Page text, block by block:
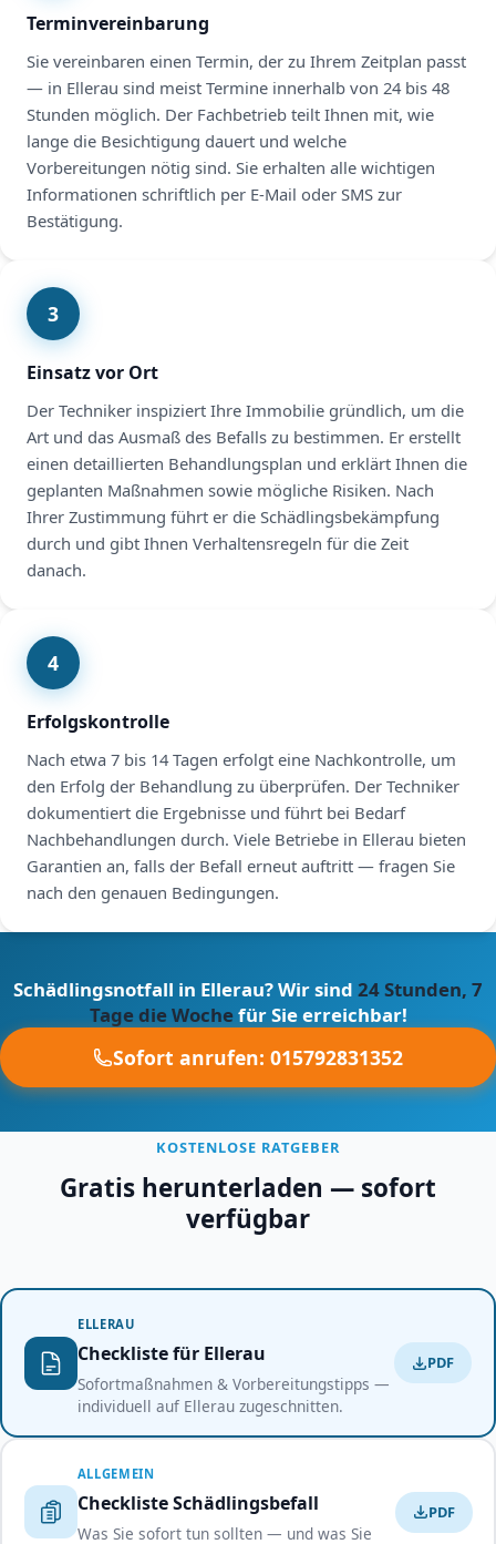
Terminvereinbarung
Sie vereinbaren einen Termin, der zu Ihrem Zeitplan passt
— in Ellerau sind meist Termine innerhalb von 24 bis 48
Stunden möglich. Der Fachbetrieb teilt Ihnen mit, wie
lange die Besichtigung dauert und welche
Vorbereitungen nötig sind. Sie erhalten alle wichtigen
Informationen schriftlich per E-Mail oder SMS zur
Bestätigung.
3
Einsatz vor Ort
Der Techniker inspiziert Ihre Immobilie gründlich, um die
Art und das Ausmaß des Befalls zu bestimmen. Er erstellt
einen detaillierten Behandlungsplan und erklärt Ihnen die
geplanten Maßnahmen sowie mögliche Risiken. Nach
Ihrer Zustimmung führt er die Schädlingsbekämpfung
durch und gibt Ihnen Verhaltensregeln für die Zeit
danach.
4
Erfolgskontrolle
Nach etwa 7 bis 14 Tagen erfolgt eine Nachkontrolle, um
den Erfolg der Behandlung zu überprüfen. Der Techniker
dokumentiert die Ergebnisse und führt bei Bedarf
Nachbehandlungen durch. Viele Betriebe in Ellerau bieten
Garantien an, falls der Befall erneut auftritt — fragen Sie
nach den genauen Bedingungen.
Schädlingsnotfall in Ellerau? Wir sind 24 Stunden, 7
Tage die Wochefür Sie erreichbar!
Sofort anrufen: 015792831352
KOSTENLOSE RATGEBER
Gratis herunterladen — sofort
verfügbar
ELLERAU
Checkliste für Ellerau
Sofortmaßnahmen & Vorbereitungstipps —
individuell auf Ellerau zugeschnitten.
PDF
ALLGEMEIN
Checkliste Schädlingsbefall
Was Sie sofort tun sollten — und was Sie
PDF